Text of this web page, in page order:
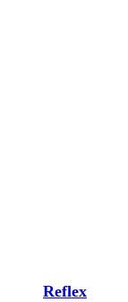
Reflex